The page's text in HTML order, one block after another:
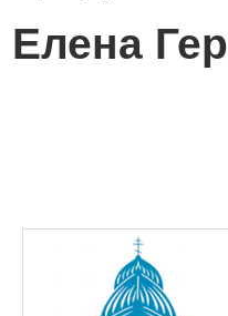
Елена